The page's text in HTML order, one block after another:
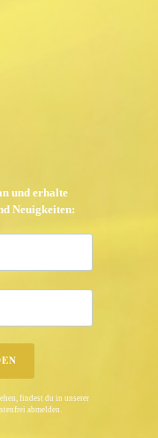
und erhalte
Neuigkeiten:
findest du in unserer
abmelden.